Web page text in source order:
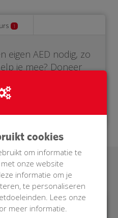
1
eigen AED nodig, zo
je mee? Doneer
donaties
cookies
om informatie te
onze website
informatie om je
te personaliseren
Lees onze
meer informatie.